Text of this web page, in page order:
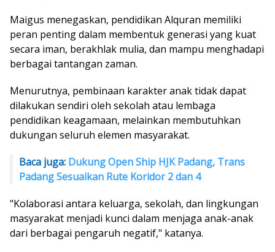
Maigus menegaskan, pendidikan Alquran memiliki
peran penting dalam membentuk generasi yang kuat
secara iman, berakhlak mulia, dan mampu menghadapi
berbagai tantangan zaman.
Menurutnya, pembinaan karakter anak tidak dapat
dilakukan sendiri oleh sekolah atau lembaga
pendidikan keagamaan, melainkan membutuhkan
dukungan seluruh elemen masyarakat.
Baca juga: Dukung Open Ship HJK Padang, Trans
Padang Sesuaikan Rute Koridor 2 dan 4
"Kolaborasi antara keluarga, sekolah, dan lingkungan
masyarakat menjadi kunci dalam menjaga anak-anak
dari berbagai pengaruh negatif," katanya.